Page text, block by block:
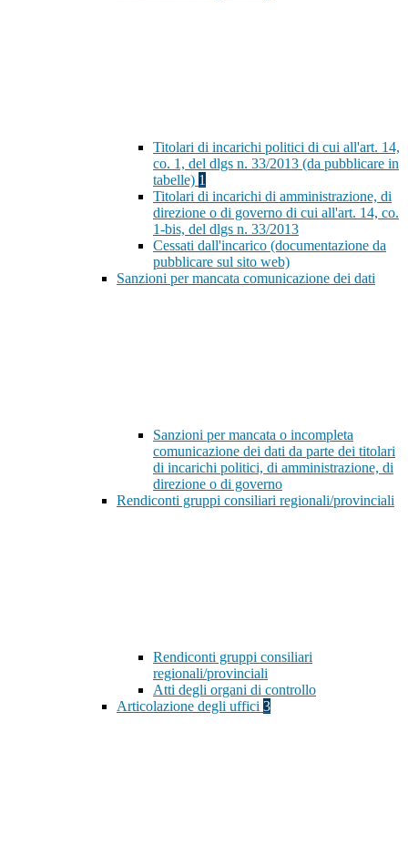
Titolari di incarichi politici di cui all'art. 14,
co. 1, del dlgs n. 33/2013 (da pubblicare in
tabelle) 1
Titolari di incarichi di amministrazione, di
direzione o di governo di cui all'art. 14, co.
1-bis, del dlgs n. 33/2013
Cessati dall'incarico (documentazione da
pubblicare sul sito web)
Sanzioni per mancata comunicazione dei dati
Sanzioni per mancata o incompleta
comunicazione dei dati da parte dei titolari
di incarichi politici, di amministrazione, di
direzione o di governo
Rendiconti gruppi consiliari regionali/provinciali
Rendiconti gruppi consiliari
regionali/provinciali
Atti degli organi di controllo
Articolazione degli uffici 3